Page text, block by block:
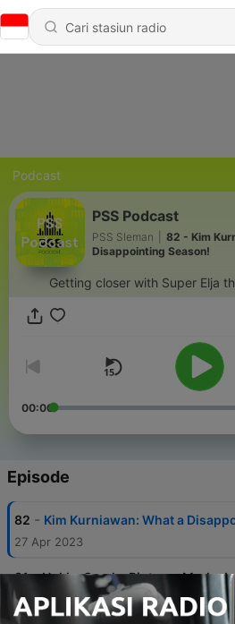
Podcast
PSS Podcast
PSS Sleman
82 - Kim
Disappointing Season!
Getting closer with Super Elja
00:00
Episode
82 - Kim Kurniawan: What a
27 Apr 2023
81 - Hokky Caraka Bintang: Muda
25 Feb 2023